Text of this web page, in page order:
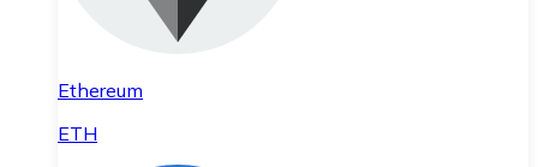
Ethereum
ETH